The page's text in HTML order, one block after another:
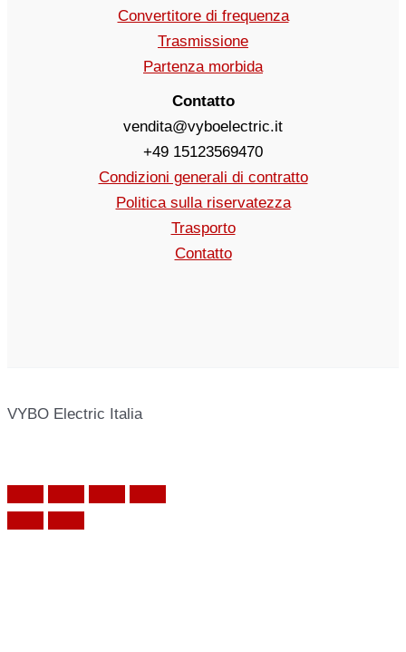
Convertitore di frequenza
Trasmissione
Partenza morbida
Contatto
vendita@vyboelectric.it
+49 15123569470
Condizioni generali di contratto
Politica sulla riservatezza
Trasporto
Contatto
VYBO Electric Italia